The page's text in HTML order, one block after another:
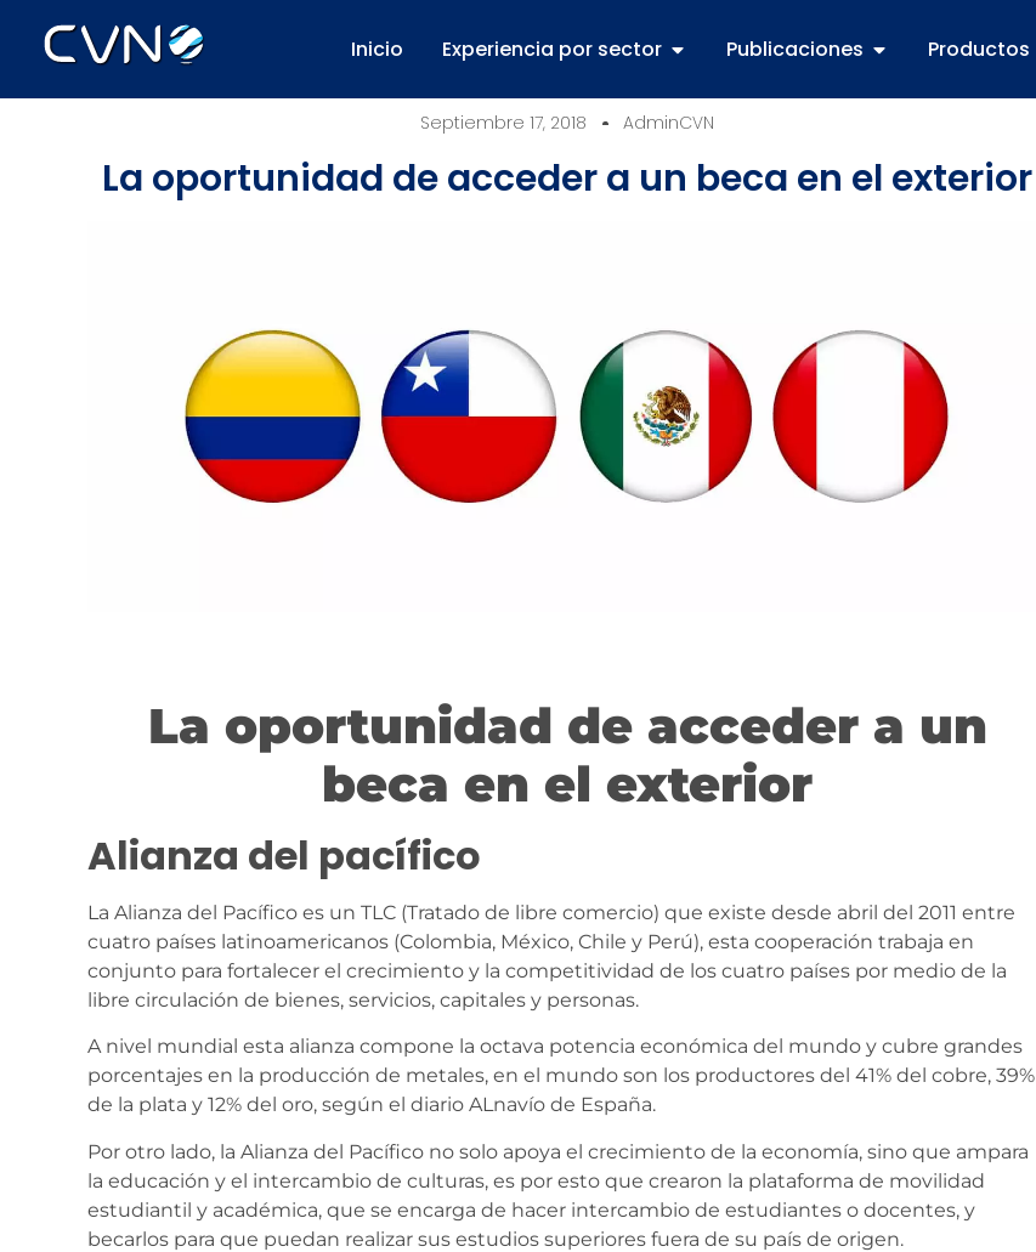
Inicio Experiencia por sector Publicaciones Productos
Septiembre 17, 2018 AdminCVN
La oportunidad de acceder a un beca en el exterior
La oportunidad de acceder a un
beca en el exterior
Alianza del pacífico
La Alianza del Pacífico es un TLC (Tratado de libre comercio) que existe desde abril del 2011 entre
cuatro países latinoamericanos (Colombia, México, Chile y Perú), esta cooperación trabaja en
conjunto para fortalecer el crecimiento y la competitividad de los cuatro países por medio de la
libre circulación de bienes, servicios, capitales y personas.
A nivel mundial esta alianza compone la octava potencia económica del mundo y cubre grandes
porcentajes en la producción de metales, en el mundo son los productores del 41% del cobre, 39%
de la plata y 12% del oro, según el diario ALnavío de España.
Por otro lado, la Alianza del Pacífico no solo apoya el crecimiento de la economía, sino que ampara
la educación y el intercambio de culturas, es por esto que crearon la plataforma de movilidad
estudiantil y académica, que se encarga de hacer intercambio de estudiantes o docentes, y
becarlos para que puedan realizar sus estudios superiores fuera de su país de origen.